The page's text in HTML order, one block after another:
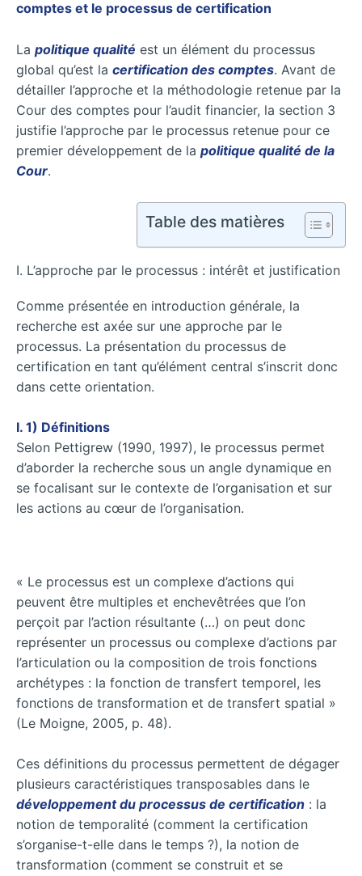
comptes et le processus de certification
La politique qualité est un élément du processus
global qu’est la certification des comptes. Avant de
détailler l’approche et la méthodologie retenue par la
Cour des comptes pour l’audit financier, la section 3
justifie l’approche par le processus retenue pour ce
premier développement de la politique qualité de la
Cour.
Table des matières
I. L’approche par le processus : intérêt et justification
Comme présentée en introduction générale, la
recherche est axée sur une approche par le
processus. La présentation du processus de
certification en tant qu’élément central s’inscrit donc
dans cette orientation.
I. 1) Définitions
Selon Pettigrew (1990, 1997), le processus permet
d’aborder la recherche sous un angle dynamique en
se focalisant sur le contexte de l’organisation et sur
les actions au cœur de l’organisation.
« Le processus est un complexe d’actions qui
peuvent être multiples et enchevêtrées que l’on
perçoit par l’action résultante (…) on peut donc
représenter un processus ou complexe d’actions par
l’articulation ou la composition de trois fonctions
archétypes : la fonction de transfert temporel, les
fonctions de transformation et de transfert spatial »
(Le Moigne, 2005, p. 48).
Ces définitions du processus permettent de dégager
plusieurs caractéristiques transposables dans le
développement du processus de certification : la
notion de temporalité (comment la certification
s’organise-t-elle dans le temps ?), la notion de
transformation (comment se construit et se